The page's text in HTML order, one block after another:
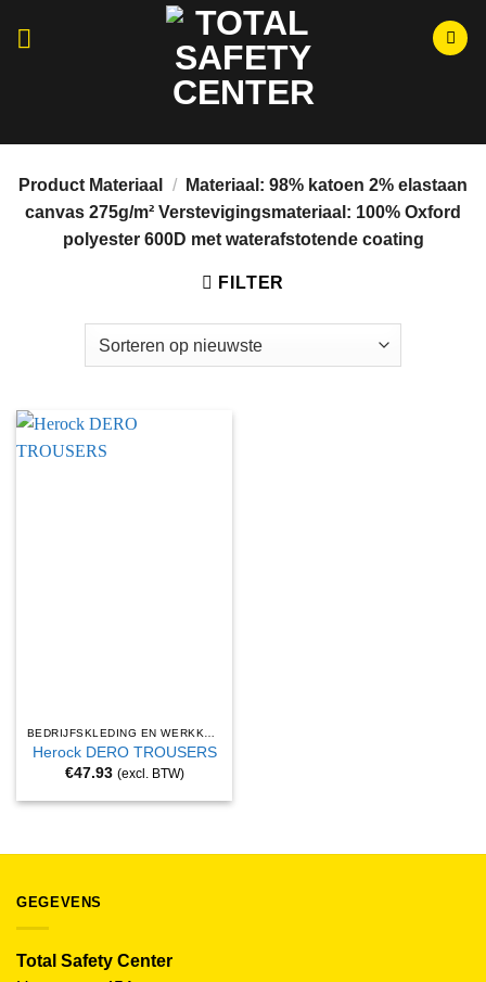
Momenteel hebben wij aangepaste openingstijden i.v.m.
Product Materiaal /
Materiaal: 98% katoen 2% elastaan
canvas 275g/m² Verstevigingsmateriaal: 100% Oxford
polyester 600D met waterafstotende coating
FILTER
Herock DERO TROUSERS
€47.93 (excl. BTW)
GEGEVENS
Total Safety Center